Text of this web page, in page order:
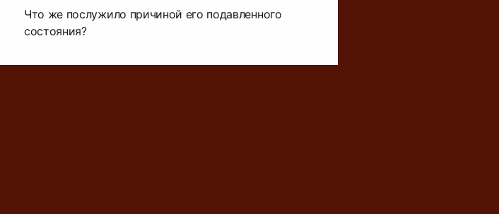
Что же послужило причиной его подавленного
состояния?